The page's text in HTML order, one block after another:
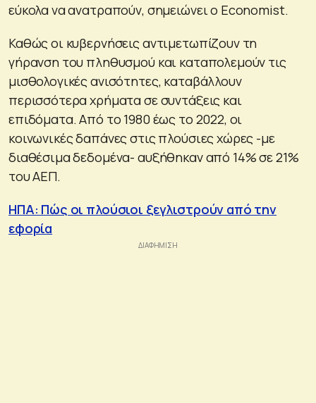
εύκολα να ανατραπούν, σημειώνει ο Economist.
Καθώς οι κυβερνήσεις αντιμετωπίζουν τη
γήρανση του πληθυσμού και καταπολεμούν τις
μισθολογικές ανισότητες, καταβάλλουν
περισσότερα χρήματα σε συντάξεις και
επιδόματα. Από το 1980 έως το 2022, οι
κοινωνικές δαπάνες στις πλούσιες χώρες -με
διαθέσιμα δεδομένα- αυξήθηκαν από 14% σε 21%
του ΑΕΠ.
ΗΠΑ: Πώς οι πλούσιοι ξεγλιστρούν από την
εφορία